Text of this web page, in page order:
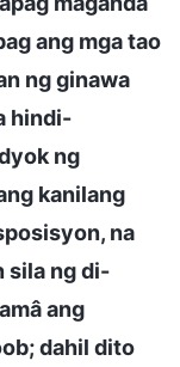
ang mga tao
ng ginawa
hindi-
ng
kanilang
na
sila ng di-
ang
dahil dito